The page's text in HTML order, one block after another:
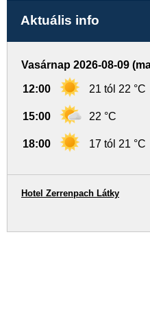
Aktuális info
Vasárnap 2026-08-09
12:00 21 tól 22 °C
15:00 22 °C
18:00 17 tól 21 °C
Hotel Zerrenpach Látky